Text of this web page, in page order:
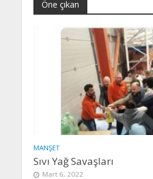
Öne çıkan
MANŞET
Sıvı Yağ Savaşları
Mart 6, 2022